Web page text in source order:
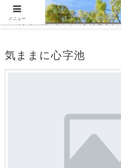
WordPressでつくる趣味の個人ブロ
のテラスガーデン、メダカビオト
気ままに心字池
メニュー